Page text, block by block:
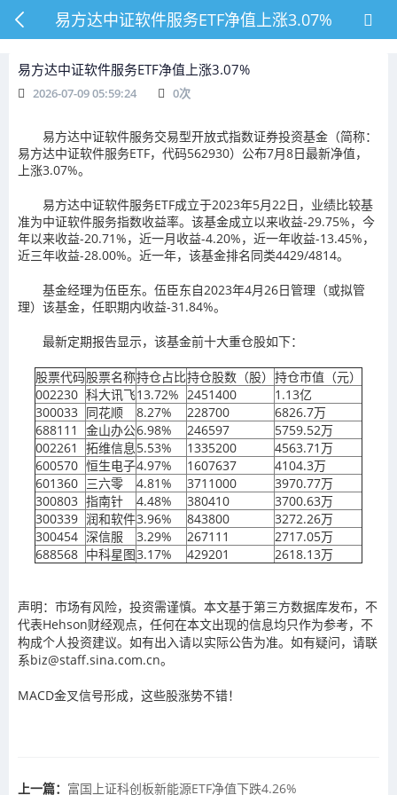
易方达中证软件服务ETF净值上涨3.07%
易方达中证软件服务ETF净值上涨3.07%
2026-07-09 05:59:24 0次
易方达中证软件服务交易型开放式指数证券投资基金（简称：
易方达中证软件服务ETF，代码562930）公布7月8日最新净值，
上涨3.07%。
易方达中证软件服务ETF成立于2023年5月22日，业绩比较基
准为中证软件服务指数收益率。该基金成立以来收益-29.75%，今
年以来收益-20.71%，近一月收益-4.20%，近一年收益-13.45%，
近三年收益-28.00%。近一年，该基金排名同类4429/4814。
基金经理为伍臣东。伍臣东自2023年4月26日管理（或拟管
理）该基金，任职期内收益-31.84%。
最新定期报告显示，该基金前十大重仓股如下：
股票代码股票名称持仓占比持仓股数（股） 持仓市值（元）
002230 科大讯飞13.72% 2451400
1.13亿
300033 同花顺 8.27% 228700
6826.7万
688111
金山办公6.98% 246597
5759.52万
002261
拓维信息5.53% 1335200
4563.71万
600570 恒生电子4.97% 1607637
4104.3万
601360 三六零 4.81% 3711000
3970.77万
300803 指南针 4.48% 380410
3700.63万
300339 润和软件3.96% 843800
3272.26万
300454 深信服 3.29% 267111
2717.05万
688568 中科星图3.17% 429201 2618.13万
声明：市场有风险，投资需谨慎。本文基于第三方数据库发布，不
代表Hehson财经观点，任何在本文出现的信息均只作为参考，不
构成个人投资建议。如有出入请以实际公告为准。如有疑问，请联
系biz@staff.sina.com.cn。
MACD金叉信号形成，这些股涨势不错！
上一篇： 富国上证科创板新能源ETF净值下跌4.26%